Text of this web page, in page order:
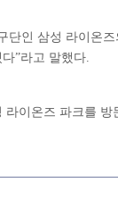
단인 삼성 라이온
”라고 말했다.
라이온즈 파크를